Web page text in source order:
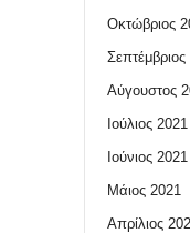
Οκτώβριος
Σεπτέμβριος
Αύγουστος
Ιούλιος 2021
Ιούνιος 2021
Μάιος 2021
Απρίλιος